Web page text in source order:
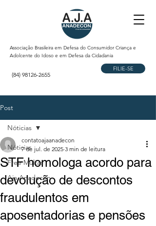
Associação Brasileira em Defesa do Consumidor Criança e
Adolcente do Idoso e em Defesa da Cidadania
(84) 98126-2655
FILIE-SE
Post
Nóticias
Free Multas
Aja Anadecon
Nóticias
STF homologa acordo para
devolução de descontos
fraudulentos em
aposentadorias e pensões
contatoajaanadecon
7 de jul. de 2025 3 min de leitura